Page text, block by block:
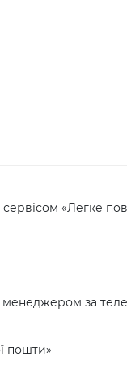
«Легке
менеджером за
пошти»